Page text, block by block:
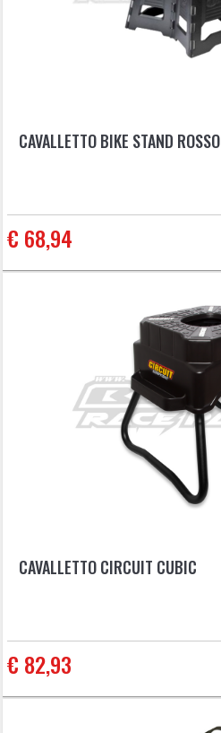
CAVALLETTO BIKE STAND ROSSO
€ 68,94
CAVALLETTO CIRCUIT CUBIC
€ 82,93